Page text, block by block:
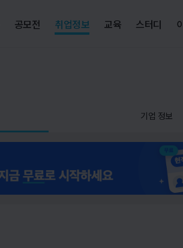
공모전 취업정보 교육 스터디
기업 정보